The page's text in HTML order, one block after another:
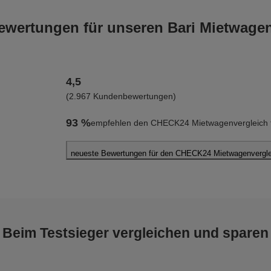
für unseren Bari
4,5
(2.967 Kundenbewertungen)
93 %empfehlen den CHECK24 Mietwagenvergleich
neueste Bewertungen für den CHECK24
Roland Z.
Beim Testsieger vergleichen und sparen